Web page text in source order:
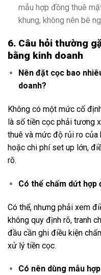
mẫu hợp đồng thuê
khung, không nên bê
6. Câu hỏi thường
bằng kinh doanh
Nên đặt cọc bao
doanh?
Không có một mức cố
là số tiền cọc phải tương
thuê và mức độ rủi ro của
hoặc chi phí set up lớn,
rõ.
Có thể chấm dứt
Có thể, nhưng phải xem
không quy định rõ, tranh
đầu cần ghi điều kiện
xử lý tiền cọc.
Có nên dùng mẫu